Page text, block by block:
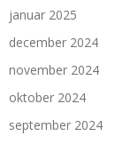
januar 2025
december 2024
november 2024
oktober 2024
september 2024